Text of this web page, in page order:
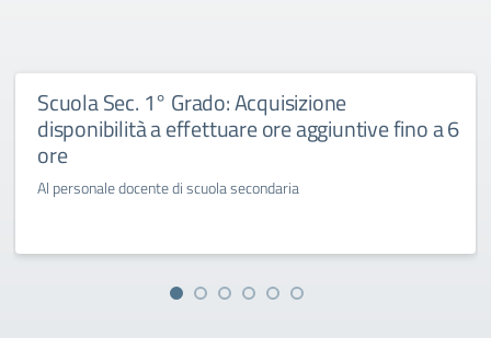
Scuola Sec. 1° Grado: Acquisizione
disponibilità a effettuare ore aggiuntive fino a 6
ore
Al personale docente di scuola secondaria